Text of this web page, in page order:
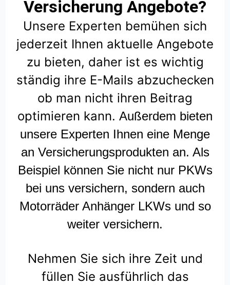
Versicherung Angebote?
Unsere Experten bemühen sich
jederzeit Ihnen aktuelle Angebote
zu bieten, daher ist es wichtig
ständig ihre E-Mails abzuchecken
ob man nicht ihren Beitrag
optimieren kann. Außerdem bieten
unsere Experten Ihnen eine Menge
an Versicherungsprodukten an. Als
Beispiel können Sie nicht nur PKWs
bei uns versichern, sondern auch
Motorräder Anhänger LKWs und so
weiter versichern.
Nehmen Sie sich ihre Zeit und
füllen Sie ausführlich das